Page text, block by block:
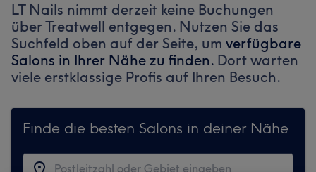
LT Nails nimmt derzeit keine Buchungen
über Treatwell entgegen. Nutzen Sie das
Suchfeld oben auf der Seite, um verfügbare
Salons in Ihrer Nähe zu finden. Dort warten
viele erstklassige Profis auf Ihren Besuch.
Finde die besten Salons in deiner Nähe